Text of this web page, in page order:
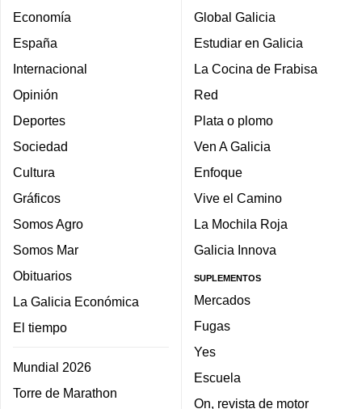
Economía
España
Internacional
Opinión
Deportes
Sociedad
Cultura
Gráficos
Somos Agro
Somos Mar
Obituarios
La Galicia Económica
El tiempo
Mundial 2026
Torre de Marathon
Global Galicia
Estudiar en Galicia
La Cocina de Frabisa
Red
Plata o plomo
Ven A Galicia
Enfoque
Vive el Camino
La Mochila Roja
Galicia Innova
SUPLEMENTOS
Mercados
Fugas
Yes
Escuela
On, revista de motor